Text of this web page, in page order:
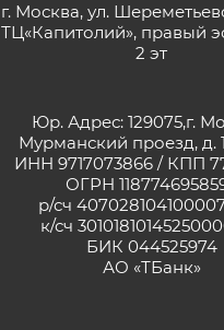
г. Москва, ул.
ТЦ«Капитолий», правый
2 эт
Юр. Адрес: 129075,г.
Мурманский проезд, д.
ИНН 9717073866 / КПП
ОГРН
р/сч
к/сч
БИК 044525974
АО «ТБанк»